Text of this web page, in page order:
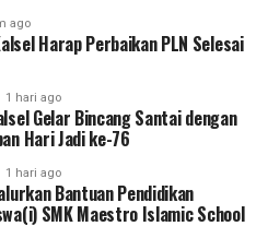
ago
Harap Perbaikan PLN Selesai
1 hari ago
Gelar Bincang Santai dengan
Hari Jadi ke-76
1 hari ago
Bantuan Pendidikan
SMK Maestro Islamic School